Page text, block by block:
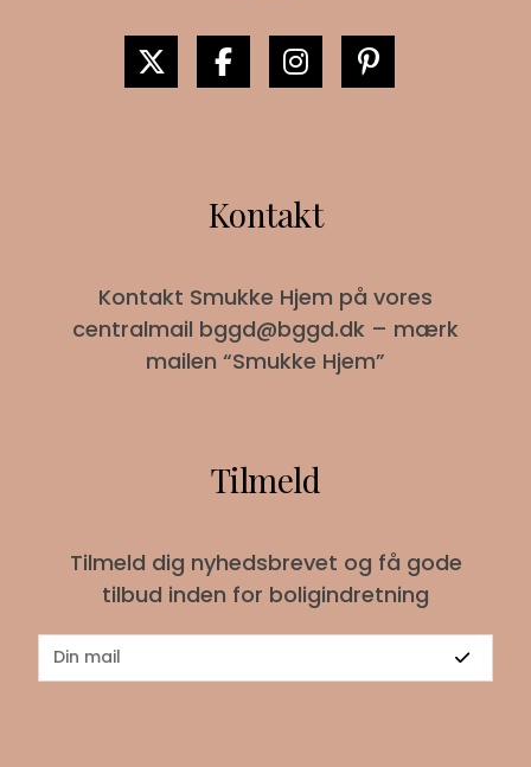
Kontakt
Kontakt Smukke Hjem på vores
centralmail bggd@bggd.dk – mærk
mailen “Smukke Hjem”
Tilmeld
Tilmeld dig nyhedsbrevet og få gode
tilbud inden for boligindretning